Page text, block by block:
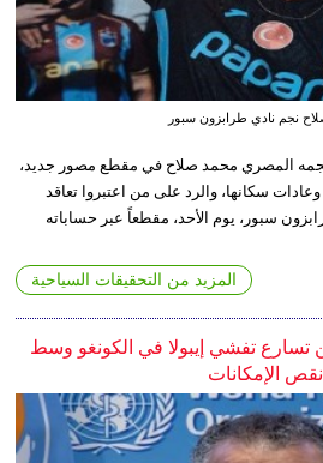
نجم نادي طرابزون سبور
المصري محمد صلاح في مقطع مصور جديد،
سكانها، والرد على من اعتبروا تعاقد
سبور، يوم الأحد، مقطعاً عبر حساباته
المزيد من التحقيقات السياحية
تسارع تفشي إيبولا في الكونغو وسط
نقص الإمكانات